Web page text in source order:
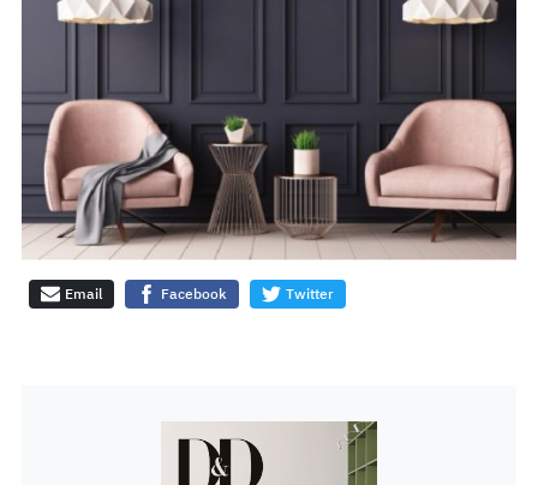
Email Facebook Twitter